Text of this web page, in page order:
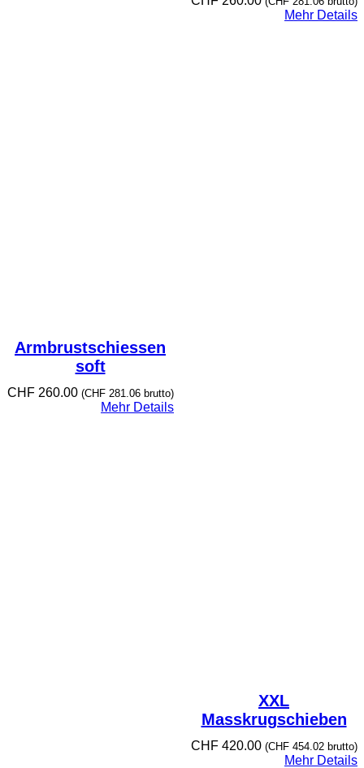
Mehr Details
Armbrustschiessen
soft
CHF260.00 (CHF281.06brutto)
Mehr Details
XXL
Masskrugschieben
CHF420.00 (CHF454.02brutto)
Mehr Details